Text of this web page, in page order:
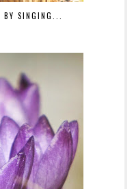
BY SINGING...